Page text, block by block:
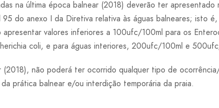
na última época balnear (2018) deverão ter
do anexo I da Diretiva relativa às águas balneares; isto
apresentar valores inferiores a 100ufc/100ml para os
coli, e para águas interiores, 200ufc/100ml e
(2018), não poderá ter ocorrido qualquer tipo de
prática balnear e/ou interdição temporária da praia.